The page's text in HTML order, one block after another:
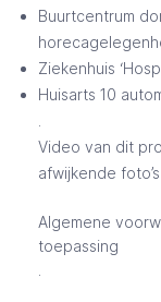
Buurtcentrum
Ziekenhuis
Huisarts 10
Video van dit
afwijkende
Algemene
toepassing